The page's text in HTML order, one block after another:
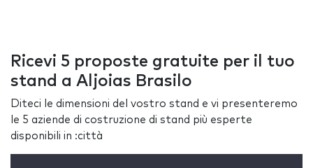
Ricevi 5 proposte gratuite per il tuo
stand a Aljoias Brasilo
Diteci le dimensioni del vostro stand e vi presenteremo
le 5 aziende di costruzione di stand più esperte
disponibili in :città